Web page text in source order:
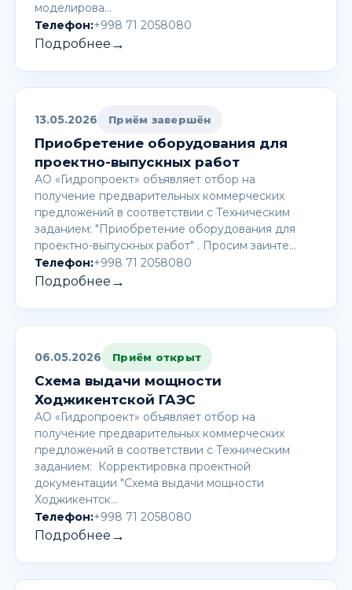
моделирова…
Телефон:+998 71 2058080
Подробнее →
13.05.2026 Приём завершён
Приобретение оборудования для
проектно-выпускных работ
АО «Гидропроект» объявляет отбор на
получение предварительных коммерческих
предложений в соответствии с Техническим
заданием: "Приобретение оборудования для
проектно-выпускных работ" . Просим заинте…
Телефон:+998 71 2058080
Подробнее →
06.05.2026 Приём открыт
Схема выдачи мощности
Ходжикентской ГАЭС
АО «Гидропроект» объявляет отбор на
получение предварительных коммерческих
предложений в соответствии с Техническим
заданием: Корректировка проектной
документации "Схема выдачи мощности
Ходжикентск…
Телефон:+998 71 2058080
Подробнее →